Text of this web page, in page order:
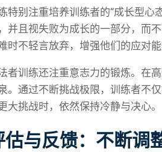
特别注重培养训练者的“成长型心
并且视失败为成长的一部分，而
时不轻言放弃，增强他们的应对能
者训练还注重意志力的锻炼。在
。通过不断挑战极限，训练者不
大挑战时，依然保持冷静与决心。
与反馈：不断调